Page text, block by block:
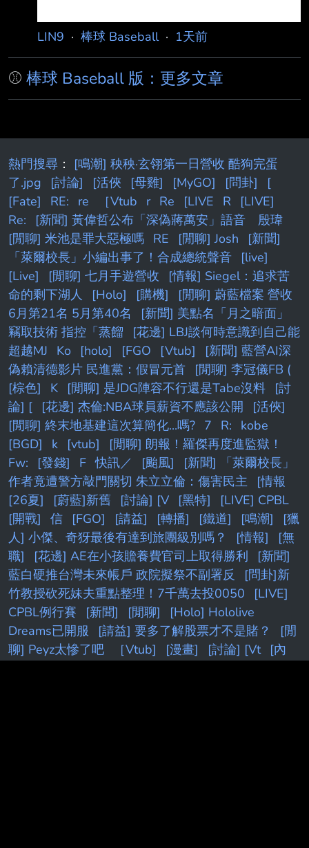
LIN9 · 棒球 Baseball· 1天前
⚾ 棒球 Baseball 版：更多文章
熱門搜尋 ： [鳴潮] 秧秧·玄翎第一日營收 酷狗完蛋
了.jpg
[討論] [活俠 [母雞] [MyGO] [問卦]
[
[Fate]
RE: re ［Vtub r Re [LIVE R
[LIVE]
Re:
[新聞] 黃偉哲公布「深偽蔣萬安」語音 殷瑋
[閒聊] 米池是罪大惡極嗎 RE [閒聊] Josh
[新聞]
「萊爾校長」小編出事了！合成總統聲音
[live]
[Live]
[閒聊] 七月手遊營收
[情報] Siegel：追求苦
命的剩下湖人
[Holo] [購機]
[閒聊] 蔚藍檔案 營收
6月第21名 5月第40名
[新聞] 美點名「月之暗面」
竊取技術 指控「蒸餾
[花邊] LBJ談何時意識到自己能
超越MJ
Ko [holo] [FGO [Vtub]
[新聞] 藍營AI深
偽賴清德影片 民進黨：假冒元首
[閒聊] 李冠儀FB (
[棕色]
K [閒聊] 是JDG陣容不行還是Tabe沒料
[討
論] [
[花邊] 杰倫:NBA球員薪資不應該公開
[活俠]
[閒聊] 終末地基建這次算簡化...嗎? 7 R:
kobe
[BGD]
k [vtub]
[閒聊] 朗報！羅傑再度進監獄！
Fw:
[發錢] F 快訊／ [颱風]
[新聞] 「萊爾校長」
作者竟遭警方敲門關切 朱立立倫：傷害民主
[情報
[26夏]
[蔚藍]新舊 [討論] [V [黑特]
[LIVE] CPBL
[開戰]
信 [FGO] [請益] [轉播] [鐵道] [鳴潮]
[獵
人] 小傑、奇犽最後有達到旅團級別嗎？
[情報]
[無
職]
[花邊] AE在小孩贍養費官司上取得勝利
[新聞]
藍白硬推台灣未來帳戶 政院擬祭不副署反
[問卦]新
竹教授砍死妹夫重點整理！7千萬去投0050
[LIVE]
CPBL例行賽
[新聞] [閒聊]
[Holo] Hololive
Dreams已開服
[請益] 要多了解股票才不是賭？
[閒
聊] Peyz太慘了吧
［Vtub] [漫畫] [討論] [Vt
[內